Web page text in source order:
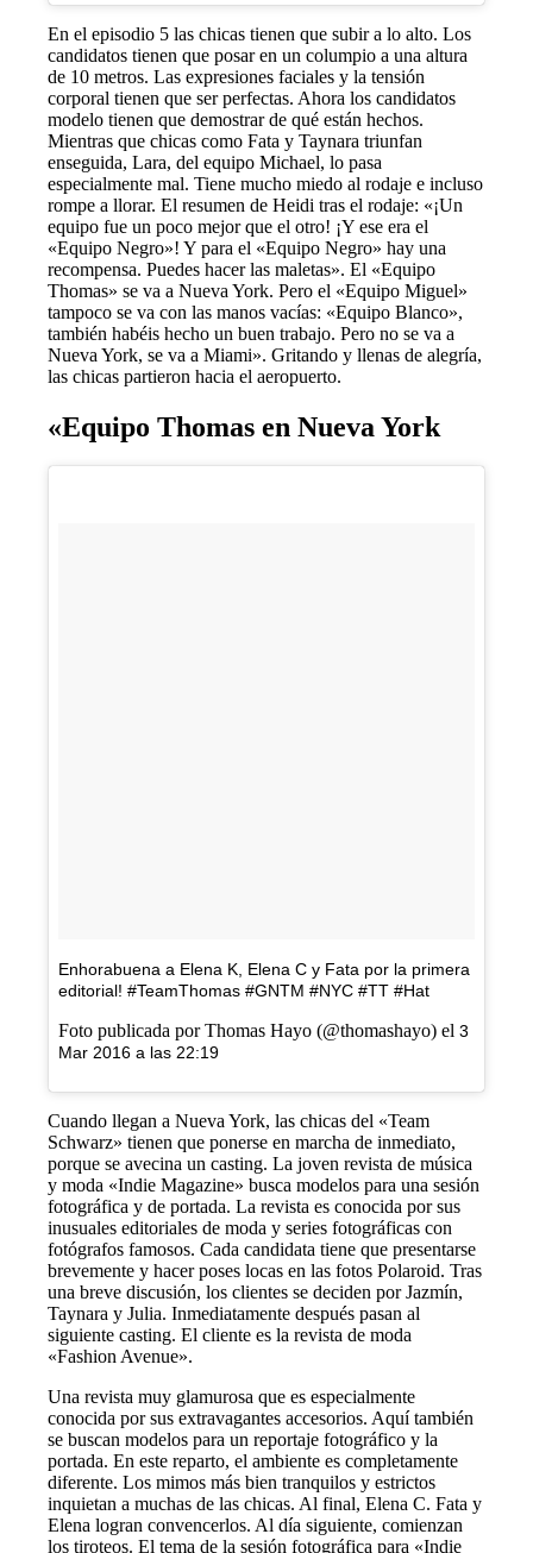
En el episodio 5 las chicas tienen que subir a lo alto. Los
candidatos tienen que posar en un columpio a una altura
de 10 metros. Las expresiones faciales y la tensión
corporal tienen que ser perfectas. Ahora los candidatos
modelo tienen que demostrar de qué están hechos.
Mientras que chicas como Fata y Taynara triunfan
enseguida, Lara, del equipo Michael, lo pasa
especialmente mal. Tiene mucho miedo al rodaje e incluso
rompe a llorar. El resumen de Heidi tras el rodaje: «¡Un
equipo fue un poco mejor que el otro! ¡Y ese era el
«Equipo Negro»! Y para el «Equipo Negro» hay una
recompensa. Puedes hacer las maletas». El «Equipo
Thomas» se va a Nueva York. Pero el «Equipo Miguel»
tampoco se va con las manos vacías: «Equipo Blanco»,
también habéis hecho un buen trabajo. Pero no se va a
Nueva York, se va a Miami». Gritando y llenas de alegría,
las chicas partieron hacia el aeropuerto.
«Equipo Thomas en Nueva York
Enhorabuena a Elena K, Elena C y Fata por la primera
editorial! #TeamThomas #GNTM #NYC #TT #Hat
Foto publicada por Thomas Hayo (@thomashayo) el3
Mar 2016 a las 22:19
Cuando llegan a Nueva York, las chicas del «Team
Schwarz» tienen que ponerse en marcha de inmediato,
porque se avecina un casting. La joven revista de música
y moda «Indie Magazine» busca modelos para una sesión
fotográfica y de portada. La revista es conocida por sus
inusuales editoriales de moda y series fotográficas con
fotógrafos famosos. Cada candidata tiene que presentarse
brevemente y hacer poses locas en las fotos Polaroid. Tras
una breve discusión, los clientes se deciden por Jazmín,
Taynara y Julia. Inmediatamente después pasan al
siguiente casting. El cliente es la revista de moda
«Fashion Avenue».
Una revista muy glamurosa que es especialmente
conocida por sus extravagantes accesorios. Aquí también
se buscan modelos para un reportaje fotográfico y la
portada. En este reparto, el ambiente es completamente
diferente. Los mimos más bien tranquilos y estrictos
inquietan a muchas de las chicas. Al final, Elena C. Fata y
Elena logran convencerlos. Al día siguiente, comienzan
los tiroteos. El tema de la sesión fotográfica para «Indie